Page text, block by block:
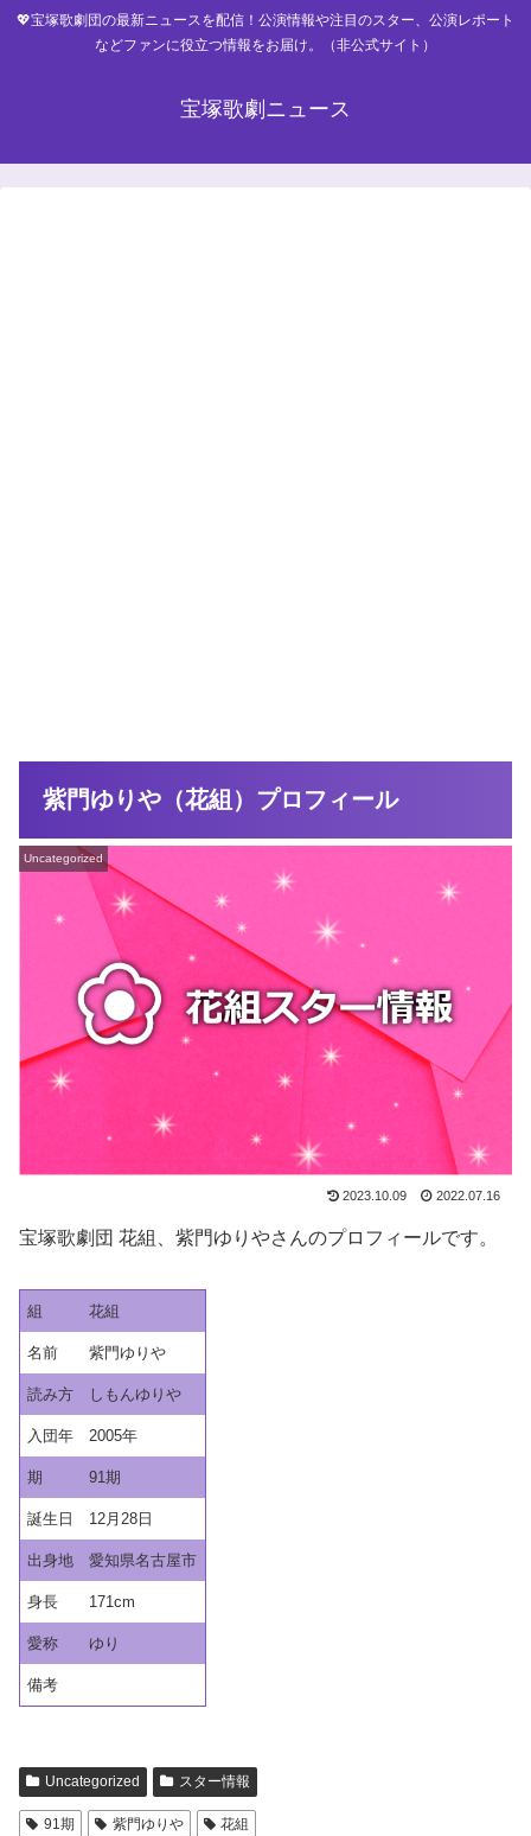
💖宝塚歌劇団の最新ニュースを配信！公演情報や注目のスター、公演レポート
などファンに役立つ情報をお届け。（非公式サイト）
宝塚歌劇ニュース
紫門ゆりや（花組）プロフィール
Uncategorized
2023.10.09 2022.07.16
宝塚歌劇団 花組、紫門ゆりやさんのプロフィールです。
組 花組
名前 紫門ゆりや
読み方 しもんゆりや
入団年 2005年
期 91期
誕生日 12月28日
出身地 愛知県名古屋市
身長 171cm
愛称 ゆり
備考
Uncategorized スター情報
91期 紫門ゆりや 花組